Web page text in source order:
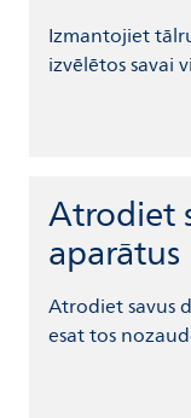
Izmantojiet
izvēlētos savai
Atrodiet
aparātus
Atrodiet savus
esat tos